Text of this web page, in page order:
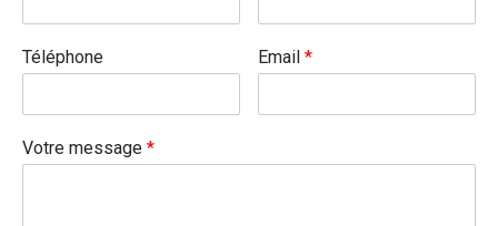
Téléphone Email*
Votre message *